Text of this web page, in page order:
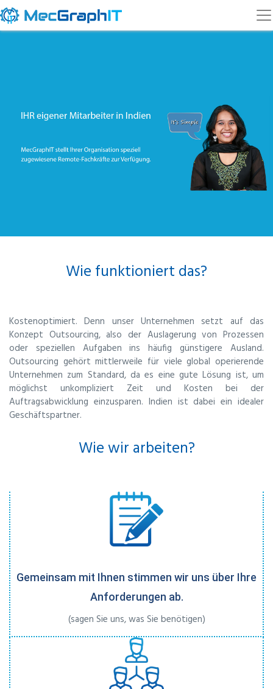
Wie funktioniert das?
Kostenoptimiert. Denn unser Unternehmen setzt auf das
Konzept Outsourcing, also der Auslagerung von Prozessen
oder speziellen Aufgaben ins häufig günstigere Ausland.
Outsourcing gehört mittlerweile für viele global operierende
Unternehmen zum Standard, da es eine gute Lösung ist, um
möglichst unkompliziert Zeit und Kosten bei der
Auftragsabwicklung einzusparen. Indien ist dabei ein idealer
Geschäftspartner.
Wie wir arbeiten?
Gemeinsam mit Ihnen stimmen wir uns über Ihre
Anforderungen ab.
(sagen Sie uns, was Sie benötigen)